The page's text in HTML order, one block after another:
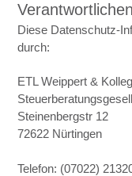
Verantwortlichen
Diese Datenschutz-
durch:
ETL Weippert &
Steinenbergstr 12
72622 Nürtingen
Telefon: (07022)